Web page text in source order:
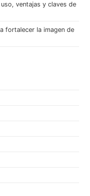
ventajas y claves de
fortalecer la imagen de